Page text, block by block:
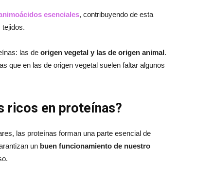
esenciales, contribuyendo de esta
tejidos.
las de origen vegetal y las de origen animal.
que en las de origen vegetal suelen faltar algunos
ricos en proteínas?
las proteínas forman una parte esencial de
un buen funcionamiento de nuestro